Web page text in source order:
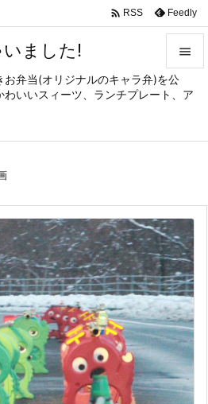
ました!
弁当(オリジナルのキャラ弁)を公
いいスィーツ、ランチプレート、ア


メニュ
サイド

次へ

検索
 RSS Feedly